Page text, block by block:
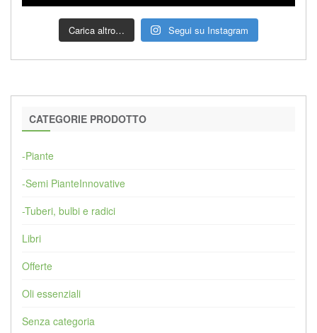
Carica altro… Segui su Instagram
CATEGORIE PRODOTTO
-Piante
-Semi PianteInnovative
-Tuberi, bulbi e radici
Libri
Offerte
Oli essenziali
Senza categoria